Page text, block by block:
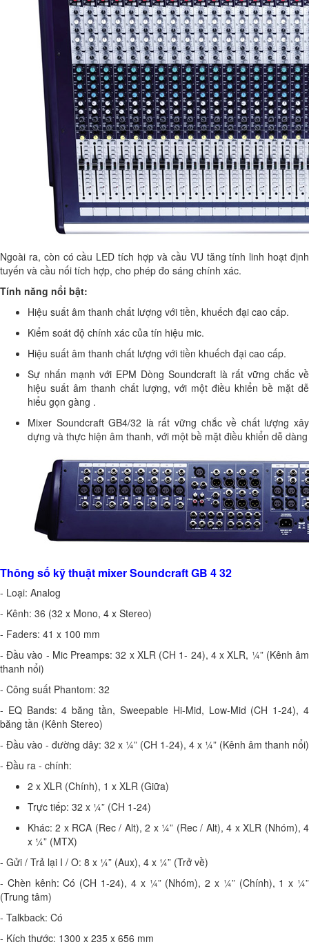
Ngoài ra, còn có cầu LED tích hợp và cầu VU tăng tính linh hoạt định
tuyến và cầu nối tích hợp, cho phép đo sáng chính xác.
Tính năng nổi bật:
Hiệu suất âm thanh chất lượng với tiền, khuếch đại cao cấp.
Kiểm soát độ chính xác của tín hiệu mic.
Hiệu suất âm thanh chất lượng với tiền khuếch đại cao cấp.
Sự nhấn mạnh với EPM Dòng Soundcraft là rất vững chắc về
hiệu suất âm thanh chất lượng, với một điều khiển bề mặt dễ
hiểu gọn gàng .
Mixer Soundcraft GB4/32 là rất vững chắc về chất lượng xây
dựng và thực hiện âm thanh, với một bề mặt điều khiển dễ dàng
Thông số kỹ thuật mixer Soundcraft GB 4 32
- Loại: Analog
- Kênh: 36 (32 x Mono, 4 x Stereo)
- Faders: 41 x 100 mm
- Đầu vào - Mic Preamps: 32 x XLR (CH 1- 24), 4 x XLR, ¼” (Kênh âm
thanh nổi)
- Công suất Phantom: 32
- EQ Bands: 4 băng tần, Sweepable Hi-Mid, Low-Mid (CH 1-24), 4
băng tần (Kênh Stereo)
- Đầu vào - đường dây: 32 x ¼” (CH 1-24), 4 x ¼” (Kênh âm thanh nổi)
- Đầu ra - chính:
2 x XLR (Chính), 1 x XLR (Giữa)
Trực tiếp: 32 x ¼” (CH 1-24)
Khác: 2 x RCA (Rec / Alt), 2 x ¼” (Rec / Alt), 4 x XLR (Nhóm), 4
x ¼” (MTX)
- Gửi / Trả lại I / O: 8 x ¼” (Aux), 4 x ¼” (Trở về)
- Chèn kênh: Có (CH 1-24), 4 x ¼” (Nhóm), 2 x ¼” (Chính), 1 x ¼”
(Trung tâm)
- Talkback: Có
- Kích thước: 1300 x 235 x 656 mm